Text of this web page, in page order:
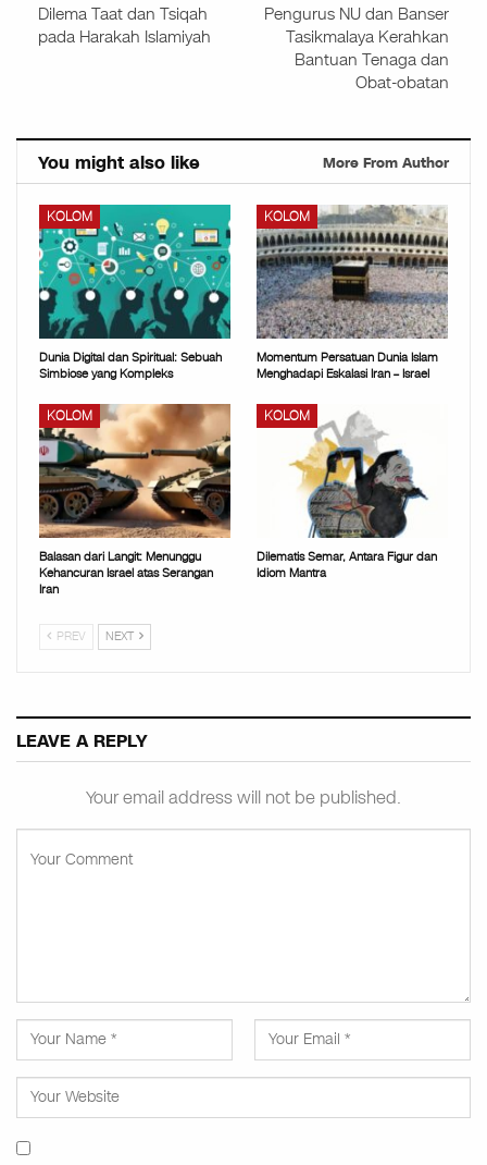
Dilema Taat dan Tsiqah
pada Harakah Islamiyah
Pengurus NU dan Banser
Tasikmalaya Kerahkan
Bantuan Tenaga dan
Obat-obatan
You might also like More From Author
KOLOM
Dunia Digital dan Spiritual: Sebuah
Simbiose yang Kompleks
KOLOM
Momentum Persatuan Dunia Islam
Menghadapi Eskalasi Iran – Israel
KOLOM
Balasan dari Langit: Menunggu
Kehancuran Israel atas Serangan
Iran
KOLOM
Dilematis Semar, Antara Figur dan
Idiom Mantra
PREV NEXT
LEAVE A REPLY
Your email address will not be published.